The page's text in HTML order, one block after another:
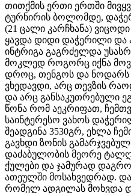
თითქმის ერთი ერთში
ტურნირის ბოლომდე,
(21 ცალი კარჩხანა)
ყავდა დიდი დაჭერილი და
ინტრიგა გაგრძელდა
მოკლედ როგორც იქნა
დროც, თენგოს და ნოდარს
ვხედავდი, არც თევზის
და არც განსაკუთრებული
წონა რომ აეკრიფათ,
საინტერესო ვახოს
შეადგინა 3530გრ, ეხლა
გავხდი ზონის
დაძაბულობის მეორე
ქულები და ჯამურად
ათეულში მოსახვედრად.
რომელ ადგილას მოხვდა